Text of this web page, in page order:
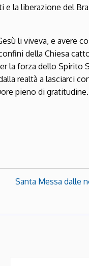
la liberazione del
li viveva, e avere
della Chiesa
la forza dello Spirito
realtà a lasciarci
pieno di gratitudine.
Santa Messa dalle